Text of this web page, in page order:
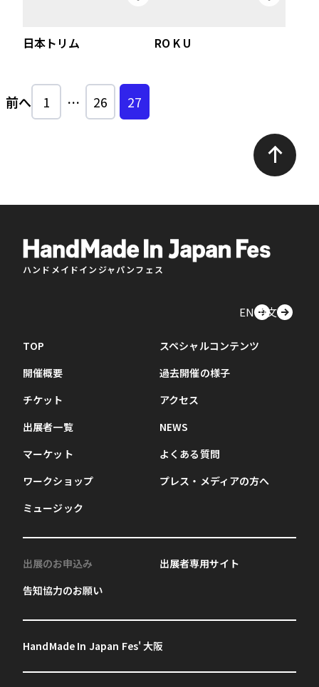
日本トリム RO K U
前へ 1 … 26 27
ハンドメイドインジャパンフェス
EN中文
TOP
開催概要
チケット
出展者一覧
マーケット
ワークショップ
ミュージック
スペシャルコンテンツ
過去開催の様子
アクセス
NEWS
よくある質問
プレス・メディアの方へ
出展のお申込み
告知協力のお願い
出展者専用サイト
HandMade In Japan Fes' 大阪